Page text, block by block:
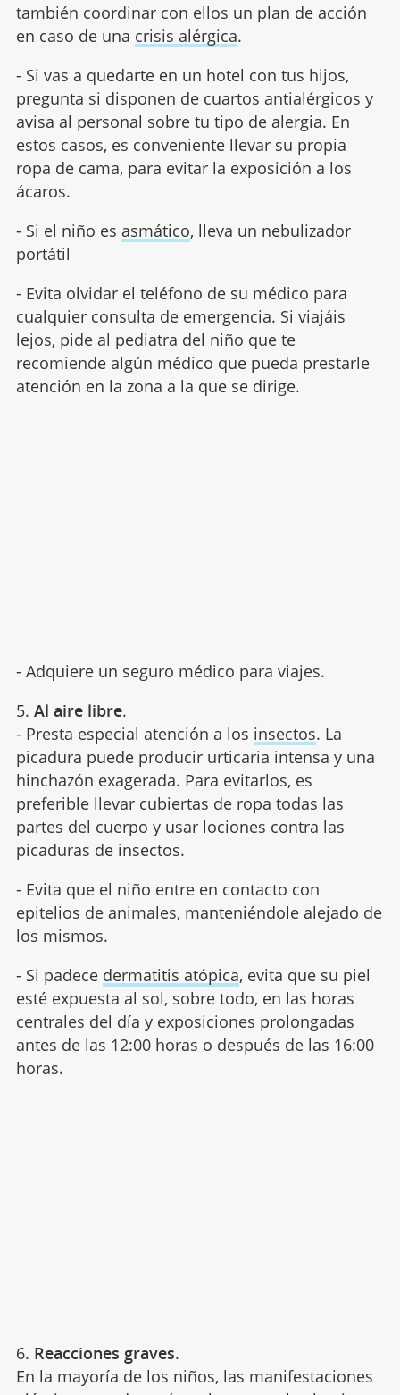
también coordinar con ellos un plan de acción
en caso de una crisis alérgica.
- Si vas a quedarte en un hotel con tus hijos,
pregunta si disponen de cuartos antialérgicos y
avisa al personal sobre tu tipo de alergia. En
estos casos, es conveniente llevar su propia
ropa de cama, para evitar la exposición a los
ácaros.
- Si el niño es asmático, lleva un nebulizador
portátil
- Evita olvidar el teléfono de su médico para
cualquier consulta de emergencia. Si viajáis
lejos, pide al pediatra del niño que te
recomiende algún médico que pueda prestarle
atención en la zona a la que se dirige.
- Adquiere un seguro médico para viajes.
5. Al aire libre.
- Presta especial atención a los insectos. La
picadura puede producir urticaria intensa y una
hinchazón exagerada. Para evitarlos, es
preferible llevar cubiertas de ropa todas las
partes del cuerpo y usar lociones contra las
picaduras de insectos.
- Evita que el niño entre en contacto con
epitelios de animales, manteniéndole alejado de
los mismos.
- Si padece dermatitis atópica, evita que su piel
esté expuesta al sol, sobre todo, en las horas
centrales del día y exposiciones prolongadas
antes de las 12:00 horas o después de las 16:00
horas.
6. Reacciones graves.
En la mayoría de los niños, las manifestaciones